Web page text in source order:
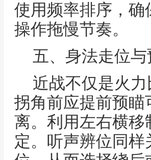
使用频率排序，
操作拖慢节奏。
五、身法走位
近战不仅是火
拐角前应提前预
离。利用左右横
定。听声辨位同